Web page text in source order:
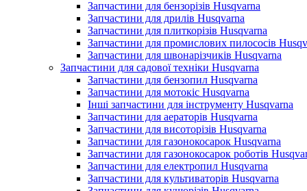
Запчастини для бензорізів Husqvarna
Запчастини для дрилів Husqvarna
Запчастини для плиткорізів Husqvarna
Запчастини для промислових пилососів
Запчастини для швонарізчиків Husqvarna
Запчастини для садової техніки Husqvarna
Запчастини для бензопил Husqvarna
Запчастини для мотокіс Husqvarna
Інші запчастини для інструменту Husqvarna
Запчастини для аераторів Husqvarna
Запчастини для висоторізів Husqvarna
Запчастини для газонокосарок Husqvarna
Запчастини для газонокосарок роботів
Запчастини для електропил Husqvarna
Запчастини для культиваторів Husqvarna